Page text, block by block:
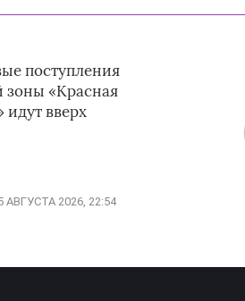
поступления
зоны «Красная
идут вверх
АВГУСТА 2026, 22:54